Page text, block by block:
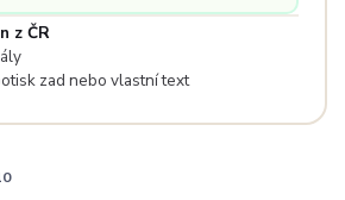
z ČR
zad nebo vlastní text